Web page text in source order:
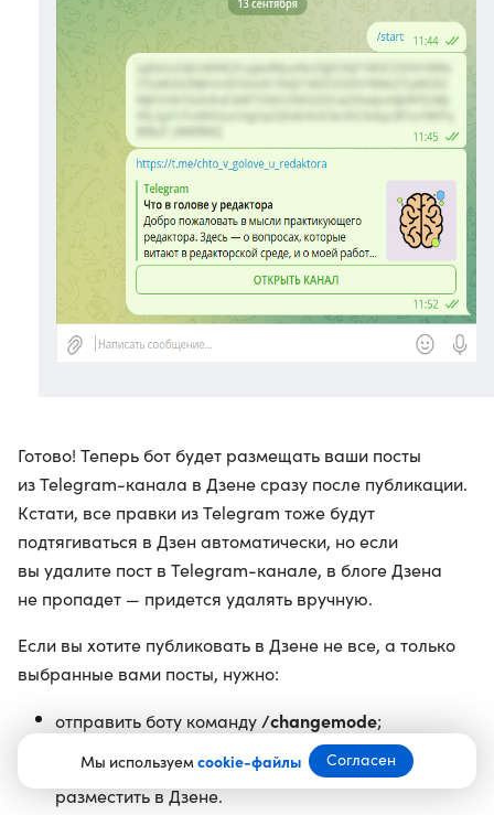
Мы используемcookie-файлы Согласен
Готово! Теперь бот будет размещать ваши посты
из Telegram-канала в Дзене сразу после публикации.
Кстати, все правки из Telegram тоже будут
подтягиваться в Дзен автоматически, но если
вы удалите пост в Telegram-канале, в блоге Дзена
не пропадет — придется удалять вручную.
Если вы хотите публиковать в Дзене не все, а только
выбранные вами посты, нужно:
отправить боту команду /changemode;
переслать ему пост, который вы хотите
разместить в Дзене.